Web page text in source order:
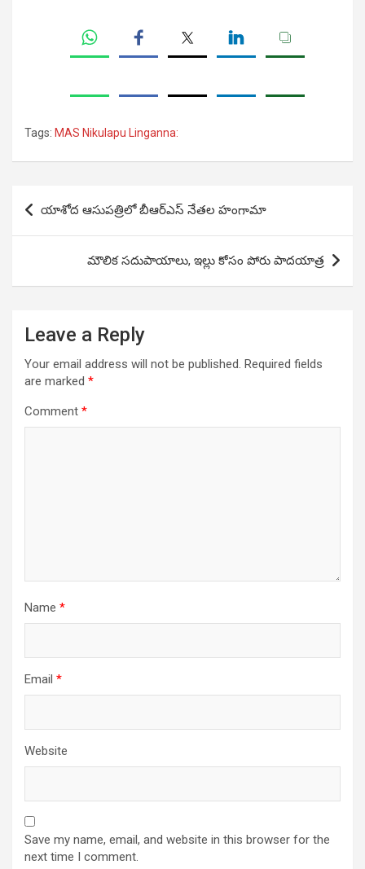
Tags: MAS Nikulapu Linganna:
Post
navigation
యాశోద ఆసుపత్రిలో బీఆర్ఎస్ నేతల హంగామా
మౌలిక సదుపాయాలు, ఇల్లు కోసం పోరు పాదయాత్ర
Leave a Reply
Your email address will not be published. Required fields
are marked *
Comment *
Name *
Email *
Website
Save my name, email, and website in this browser for the
next time I comment.